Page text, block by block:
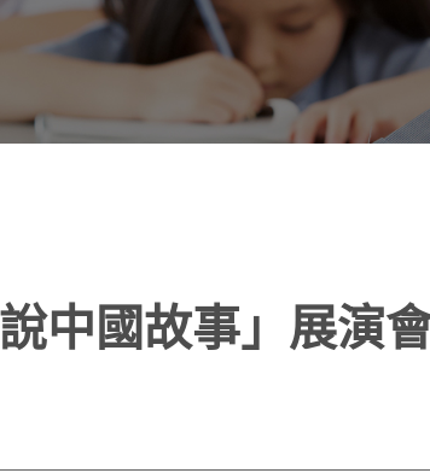
中國故事」展演